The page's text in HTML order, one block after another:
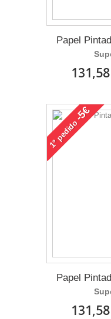
Papel
1°
pedido
-5€
Papel